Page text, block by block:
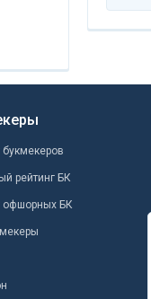
букмекеров
рейтинг БК
офшорных БК